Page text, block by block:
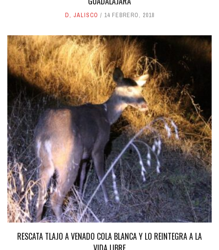
D, JALISCO 14 FEBRERO, 2018
RESCATA TLAJO A VENADO COLA BLANCA Y LO REINTEGRA A LA